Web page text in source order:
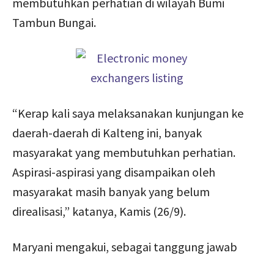
Tambun Bungai.
“Kerap kali saya melaksanakan kunjungan ke
daerah-daerah di Kalteng ini, banyak
masyarakat yang membutuhkan perhatian.
Aspirasi-aspirasi yang disampaikan oleh
masyarakat masih banyak yang belum
direalisasi,” katanya, Kamis (26/9).
Maryani mengakui, sebagai tanggung jawab